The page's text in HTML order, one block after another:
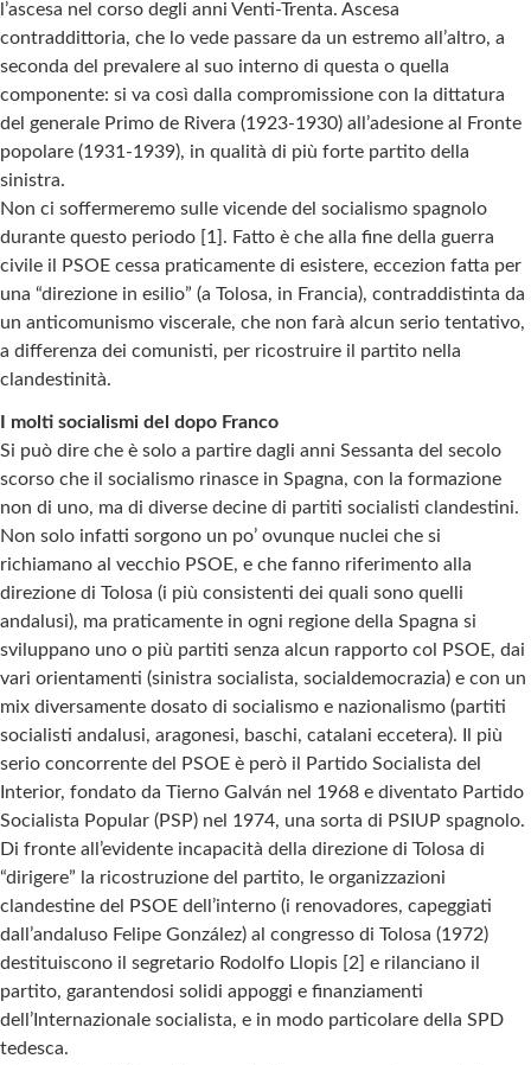
l’ascesa nel corso degli anni Venti-Trenta. Ascesa
contraddittoria, che lo vede passare da un estremo all’altro, a
seconda del prevalere al suo interno di questa o quella
componente: si va così dalla compromissione con la dittatura
del generale Primo de Rivera (1923-1930) all’adesione al Fronte
popolare (1931-1939), in qualità di più forte partito della
sinistra.
Non ci soffermeremo sulle vicende del socialismo spagnolo
durante questo periodo [1]. Fatto è che alla fine della guerra
civile il PSOE cessa praticamente di esistere, eccezion fatta per
una “direzione in esilio” (a Tolosa, in Francia), contraddistinta da
un anticomunismo viscerale, che non farà alcun serio tentativo,
a differenza dei comunisti, per ricostruire il partito nella
clandestinità.
I molti socialismi del dopo Franco
Si può dire che è solo a partire dagli anni Sessanta del secolo
scorso che il socialismo rinasce in Spagna, con la formazione
non di uno, ma di diverse decine di partiti socialisti clandestini.
Non solo infatti sorgono un po’ ovunque nuclei che si
richiamano al vecchio PSOE, e che fanno riferimento alla
direzione di Tolosa (i più consistenti dei quali sono quelli
andalusi), ma praticamente in ogni regione della Spagna si
sviluppano uno o più partiti senza alcun rapporto col PSOE, dai
vari orientamenti (sinistra socialista, socialdemocrazia) e con un
mix diversamente dosato di socialismo e nazionalismo (partiti
socialisti andalusi, aragonesi, baschi, catalani eccetera). Il più
serio concorrente del PSOE è però il Partido Socialista del
Interior, fondato da Tierno Galván nel 1968 e diventato Partido
Socialista Popular (PSP) nel 1974, una sorta di PSIUP spagnolo.
Di fronte all’evidente incapacità della direzione di Tolosa di
“dirigere” la ricostruzione del partito, le organizzazioni
clandestine del PSOE dell’interno (i renovadores, capeggiati
dall’andaluso Felipe González) al congresso di Tolosa (1972)
destituiscono il segretario Rodolfo Llopis [2] e rilanciano il
partito, garantendosi solidi appoggi e finanziamenti
dell’Internazionale socialista, e in modo particolare della SPD
tedesca.